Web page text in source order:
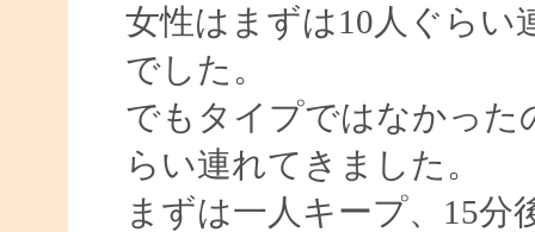
女性はまずは10人ぐらい
でした。
でもタイプではなかった
らい連れてきました。
まずは一人キープ、15